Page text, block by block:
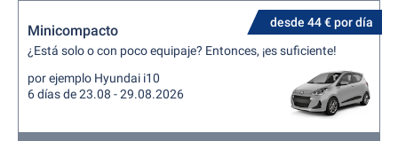
desde 44 € por día
Minicompacto
¿Está solo o con poco equipaje? Entonces, ¡es suficiente!
por ejemplo Hyundai i10
6 días de 23.08 - 29.08.2026